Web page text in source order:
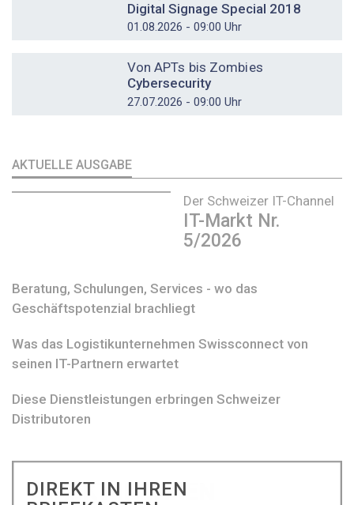
Digital Signage Special 2018
01.08.2026 - 09:00 Uhr
Von APTs bis Zombies
Cybersecurity
27.07.2026 - 09:00 Uhr
AKTUELLE AUSGABE
Der Schweizer IT-Channel
IT-Markt Nr.
5/2026
Beratung, Schulungen, Services - wo das
Geschäftspotenzial brachliegt
Was das Logistikunternehmen Swissconnect von
seinen IT-Partnern erwartet
Diese Dienstleistungen erbringen Schweizer
Distributoren
DIREKT IN IHREN